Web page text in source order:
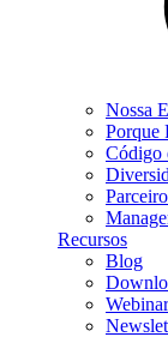
Nossa
Porque
Código
Recursos
Blog